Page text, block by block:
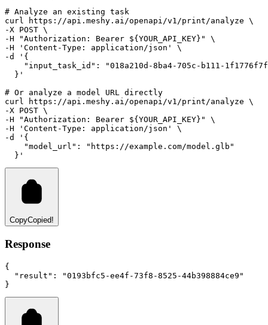
# Analyze an existing task
curl
https://api.meshy.ai/openapi/v1/print/analyze \
-X POST \
-H
"Authorization: Bearer ${YOUR_API_KEY}"
\
-H
'Content-Type: application/json'
\
-d
'{
"input_task_id": "018a210d-8ba4-705c-b111-
  }'
# Or analyze a model URL directly
curl
https://api.meshy.ai/openapi/v1/print/analyze \
-X POST \
-H
"Authorization: Bearer ${YOUR_API_KEY}"
\
-H
'Content-Type: application/json'
\
-d
'{
    "model_url": "https://example.com/model.glb"
  }'
CopyCopied!
Response
{
"result" :
"0193bfc5-ee4f-73f8-8525-44b398884ce9"
}